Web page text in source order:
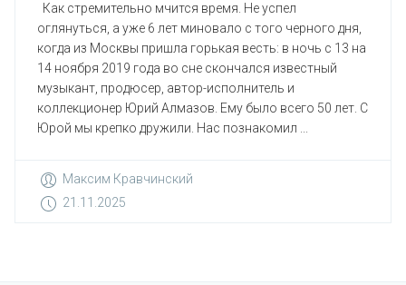
Как стремительно мчится время. Не успел
оглянуться, а уже 6 лет миновало с того черного дня,
когда из Москвы пришла горькая весть: в ночь с 13 на
14 ноября 2019 года во сне скончался известный
музыкант, продюсер, автор-исполнитель и
коллекционер Юрий Алмазов. Ему было всего 50 лет. С
Юрой мы крепко дружили. Нас познакомил ...
Максим Кравчинский
21.11.2025